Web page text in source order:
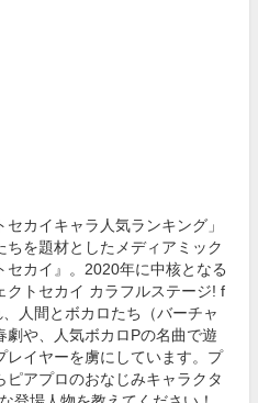
カイキャラ人気ランキング」
を題材としたメディアミック
セカイ』。2020年に中核となる
クトセカイ カラフルステージ! f
人間とボカロたち（バーチャ
劇や、人気ボカロPの名曲で遊
イヤーを虜にしています。プ
アプロのおなじみキャラクタ